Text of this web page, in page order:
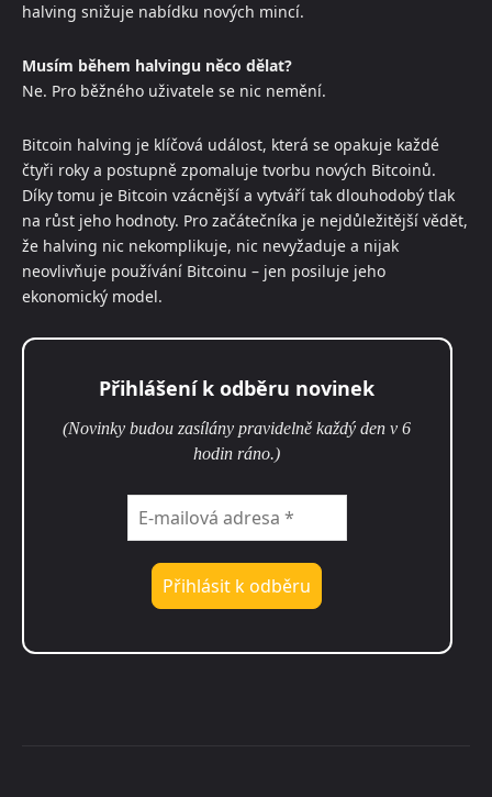
halving snižuje nabídku nových mincí.
Musím během halvingu něco dělat?
Ne. Pro běžného uživatele se nic nemění.
Bitcoin halving je klíčová událost, která se opakuje každé
čtyři roky a postupně zpomaluje tvorbu nových Bitcoinů.
Díky tomu je Bitcoin vzácnější a vytváří tak dlouhodobý tlak
na růst jeho hodnoty. Pro začátečníka je nejdůležitější vědět,
že halving nic nekomplikuje, nic nevyžaduje a nijak
neovlivňuje používání Bitcoinu – jen posiluje jeho
ekonomický model.
Přihlášení k odběru novinek
(Novinky budou zasílány pravidelně každý den v 6
hodin ráno.)